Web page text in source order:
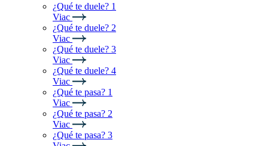
¿Qué te duele? 1
Viac
¿Qué te duele? 2
Viac
¿Qué te duele? 3
Viac
¿Qué te duele? 4
Viac
¿Qué te pasa? 1
Viac
¿Qué te pasa? 2
Viac
¿Qué te pasa? 3